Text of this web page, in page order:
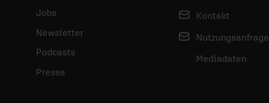
Jobs
Newsletter
Podcasts
Presse
Kontakt
Nutzungsanfrage
Mediadaten